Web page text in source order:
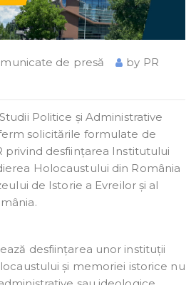
de presă by PR
Politice și Administrative
solicitările formulate de
privind desființarea Institutului
Holocaustului din România
de Istorie a Evreilor și al
desființarea unor instituții
și memoriei istorice nu